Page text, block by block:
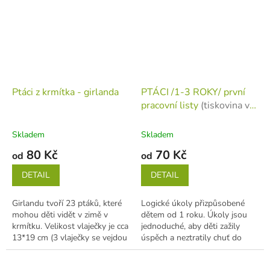
Ptáci z krmítka - girlanda
Skladem
od 80 Kč
DETAIL
Girlandu tvoří 23 ptáků, které
mohou děti vidět v zimě v
krmítku. Velikost vlaječky je cca
13*19 cm (3 vlaječky se vejdou
na A4) Objednávat můžete...
PTÁCI /1-3 ROKY/ první
pracovní listy (tiskovina v
Skladem
od 70 Kč
DETAIL
Logické úkoly přizpůsobené
dětem od 1 roku. Úkoly jsou
jednoduché, aby děti zažily
úspěch a neztratily chuť do
podobných činností. Na